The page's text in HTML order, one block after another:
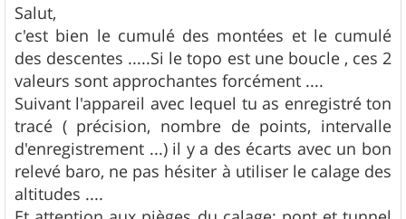
s
s
a
g
e
Salut,
c'est bien le cumulé des montées et le cumulé
des descentes .....Si le topo est une boucle , ces 2
valeurs sont approchantes forcément ....
Suivant l'appareil avec lequel tu as enregistré ton
tracé ( précision, nombre de points, intervalle
d'enregistrement ...) il y a des écarts avec un bon
relevé baro, ne pas hésiter à utiliser le calage des
altitudes ....